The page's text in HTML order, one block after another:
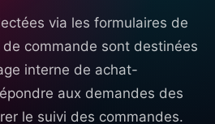
via les formulaires de
commande sont destinées
interne de achat-
aux demandes des
le suivi des commandes.